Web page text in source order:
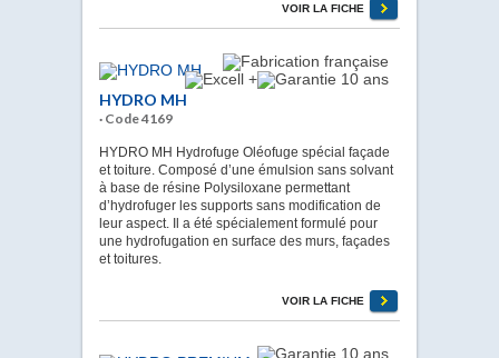
VOIR LA FICHE
HYDRO MH
· Code 4169
HYDRO MH Hydrofuge Oléofuge spécial façade
et toiture. Composé d’une émulsion sans solvant
à base de résine Polysiloxane permettant
d’hydrofuger les supports sans modification de
leur aspect. Il a été spécialement formulé pour
une hydrofugation en surface des murs, façades
et toitures.
VOIR LA FICHE